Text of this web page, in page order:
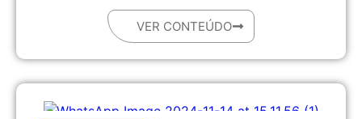
VER CONTEÚDO